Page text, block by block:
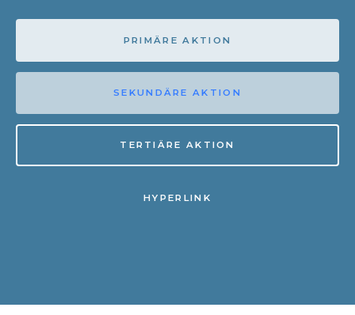
PRIMÄRE AKTION
SEKUNDÄRE AKTION
TERTIÄRE AKTION
HYPERLINK